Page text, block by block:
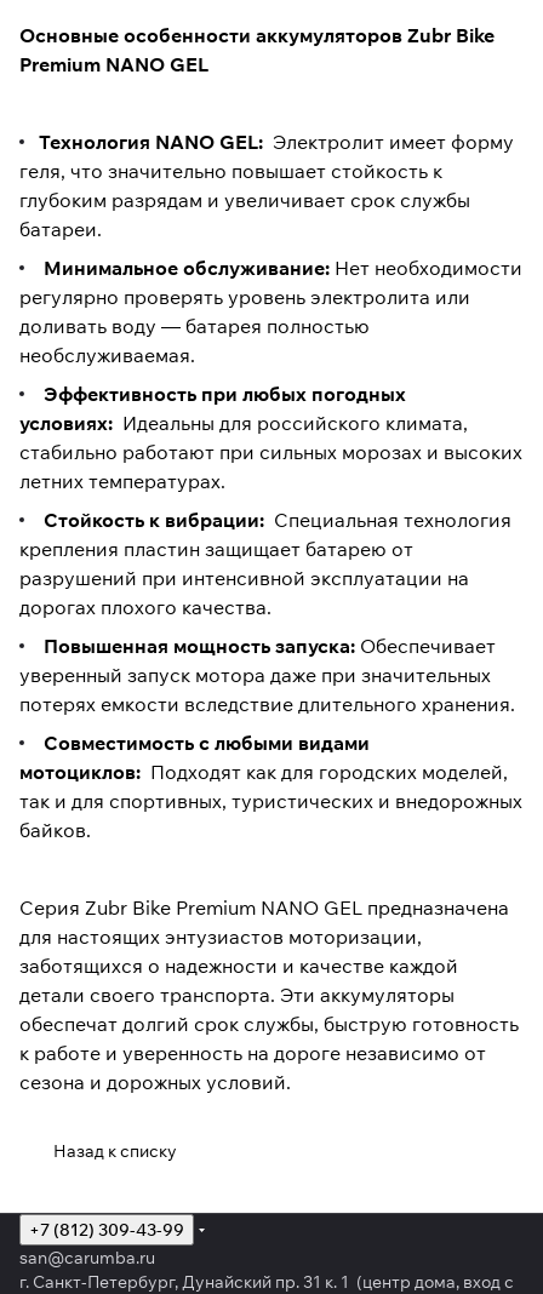
Основные особенности аккумуляторов Zubr Bike
Premium NANO GEL
Технология NANO GEL: Электролит имеет форму
геля, что значительно повышает стойкость к
глубоким разрядам и увеличивает срок службы
батареи.
Минимальное обслуживание: Нет необходимости
регулярно проверять уровень электролита или
доливать воду — батарея полностью
необслуживаемая.
Эффективность при любых погодных
условиях: Идеальны для российского климата,
стабильно работают при сильных морозах и высоких
летних температурах.
Стойкость к вибрации: Специальная технология
крепления пластин защищает батарею от
разрушений при интенсивной эксплуатации на
дорогах плохого качества.
Повышенная мощность запуска: Обеспечивает
уверенный запуск мотора даже при значительных
потерях емкости вследствие длительного хранения.
Совместимость с любыми видами
мотоциклов: Подходят как для городских моделей,
так и для спортивных, туристических и внедорожных
байков.
Серия Zubr Bike Premium NANO GEL предназначена
для настоящих энтузиастов моторизации,
заботящихся о надежности и качестве каждой
детали своего транспорта. Эти аккумуляторы
обеспечат долгий срок службы, быструю готовность
к работе и уверенность на дороге независимо от
сезона и дорожных условий.
Назад к списку
+7 (812) 309-43-99
san@carumba.ru
г. Санкт-Петербург, Дунайский пр. 31 к. 1 (центр дома, вход с